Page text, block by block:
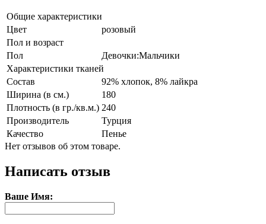
Общие характеристики
Цвет
розовый
Пол и возраст
Пол
Девочки:Мальчики
Характеристики тканей
Состав
92% хлопок, 8% лайкра
Ширина (в см.)
180
Плотность (в гр./кв.м.) 240
Производитель
Турция
Качество
Пенье
Нет отзывов об этом товаре.
Написать отзыв
Ваше Имя: